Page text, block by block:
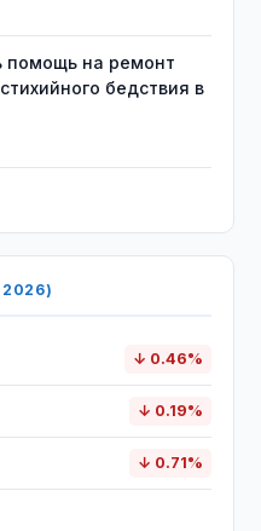
помощь на ремонт
бедствия в
↓ 0.46%
↓ 0.19%
↓ 0.71%